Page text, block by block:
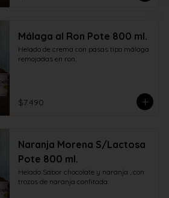
Málaga al Ron Pote 800 ml.
Helado de crema con pasas tipo málaga
remojadas en ron.
$7.490
Naranja Morena S/Lactosa
Pote 800 ml.
Helado Sabor chocolate y naranja , con
trozos de naranja confitada